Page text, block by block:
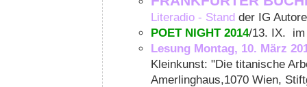
Literadio - Stand der IG
POET NIGHT 2014/13. IX.
Lesung Montag, 10. März
Kleinkunst: "Die titanische
Amerlinghaus,1070 Wien,